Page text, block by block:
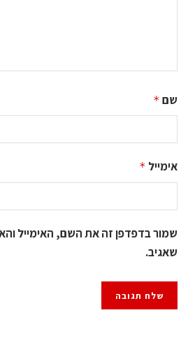
שם *
אימייל *
שמור בדפדפן זה את השם, האימייל
שאגיב.